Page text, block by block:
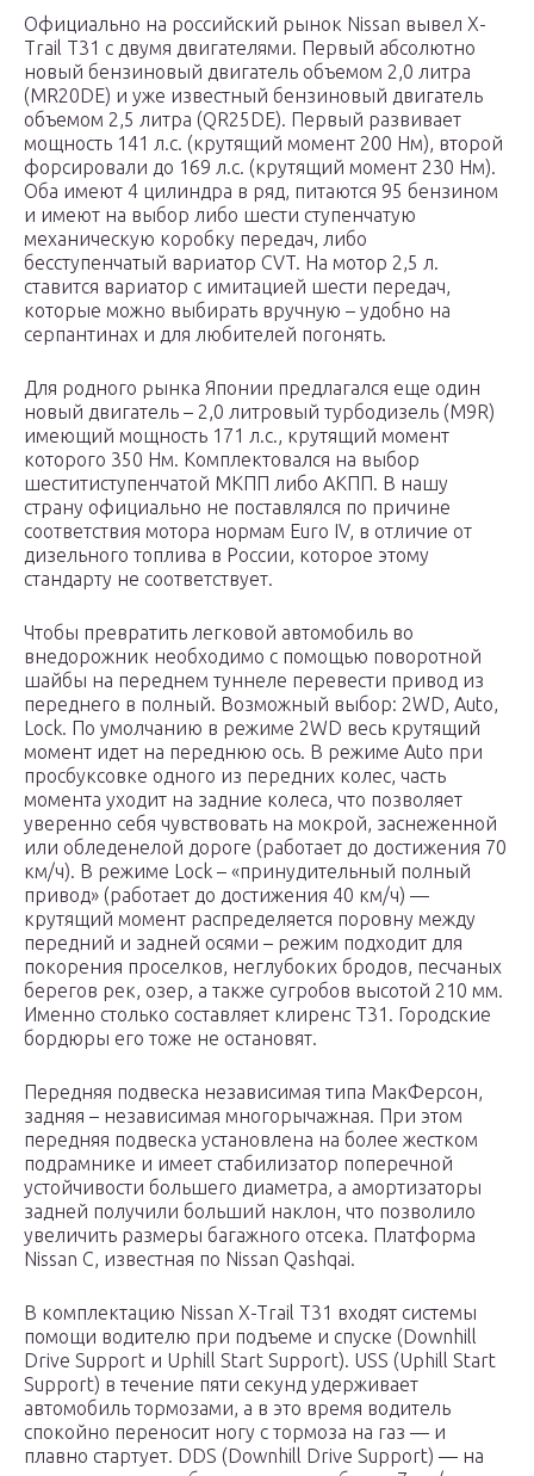
Официально на российский рынок Nissan вывел X-
Trail T31 с двумя двигателями. Первый абсолютно
новый бензиновый двигатель объемом 2,0 литра
(MR20DE) и уже известный бензиновый двигатель
объемом 2,5 литра (QR25DE). Первый развивает
мощность 141 л.с. (крутящий момент 200 Нм), второй
форсировали до 169 л.с. (крутящий момент 230 Нм).
Оба имеют 4 цилиндра в ряд, питаются 95 бензином
и имеют на выбор либо шести ступенчатую
механическую коробку передач, либо
бесступенчатый вариатор CVT. На мотор 2,5 л.
ставится вариатор с имитацией шести передач,
которые можно выбирать вручную – удобно на
серпантинах и для любителей погонять.
Для родного рынка Японии предлагался еще один
новый двигатель – 2,0 литровый турбодизель (M9R)
имеющий мощность 171 л.с., крутящий момент
которого 350 Нм. Комплектовался на выбор
шеститиступенчатой МКПП либо АКПП. В нашу
страну официально не поставлялся по причине
соответствия мотора нормам Euro IV, в отличие от
дизельного топлива в России, которое этому
стандарту не соответствует.
Чтобы превратить легковой автомобиль во
внедорожник необходимо с помощью поворотной
шайбы на переднем туннеле перевести привод из
переднего в полный. Возможный выбор: 2WD, Auto,
Lock. По умолчанию в режиме 2WD весь крутящий
момент идет на переднюю ось. В режиме Auto при
просбуксовке одного из передних колес, часть
момента уходит на задние колеса, что позволяет
уверенно себя чувствовать на мокрой, заснеженной
или обледенелой дороге (работает до достижения 70
км/ч). В режиме Lock – «принудительный полный
привод» (работает до достижения 40 км/ч) —
крутящий момент распределяется поровну между
передний и задней осями – режим подходит для
покорения проселков, неглубоких бродов, песчаных
берегов рек, озер, а также сугробов высотой 210 мм.
Именно столько составляет клиренс Т31. Городские
бордюры его тоже не остановят.
Передняя подвеска независимая типа МакФерсон,
задняя – независимая многорычажная. При этом
передняя подвеска установлена на более жестком
подрамнике и имеет стабилизатор поперечной
устойчивости большего диаметра, а амортизаторы
задней получили больший наклон, что позволило
увеличить размеры багажного отсека. Платформа
Nissan C, известная по Nissan Qashqai.
В комплектацию Nissan X-Trail T31 входят системы
помощи водителю при подъеме и спуске (Downhill
Drive Support и Uphill Start Support). USS (Uphill Start
Support) в течение пяти секунд удерживает
автомобиль тормозами, а в это время водитель
спокойно переносит ногу с тормоза на газ — и
плавно стартует. DDS (Downhill Drive Support) — на